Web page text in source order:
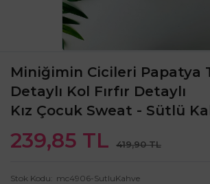
Miniğimin Cicileri Papatya
Detaylı Kol Fırfır Detaylı
Kız Çocuk Sweat - Sütlü
239,85 TL 419,90 TL
Stok Kodu
mc4906-SutluKahve